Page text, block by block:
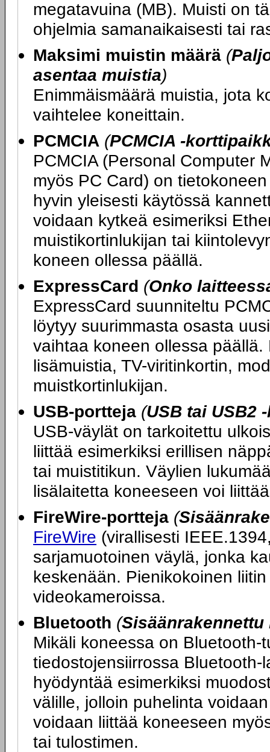
megatavuina (MB). Muisti on
ohjelmia samanaikaisesti tai
Maksimi muistin määrä (
asentaa muistia)
Enimmäismäärä muistia, jota
vaihtelee koneittain.
PCMCIA (PCMCIA -
PCMCIA (Personal Computer
myös PC Card) on
hyvin yleisesti käytössä
voidaan kytkeä esimeriksi
muistikortinlukijan tai
koneen ollessa päällä.
ExpressCard (Onko
ExpressCard suunniteltu
löytyy suurimmasta osasta
vaihtaa koneen ollessa
lisämuistia, TV-viritinkortin,
muistkortinlukijan.
USB-portteja (USB tai USB2
USB-väylät on tarkoitettu
liittää esimerkiksi erillisen
tai muistitikun. Väylien
lisälaitetta koneeseen voi
FireWire-portteja (
FireWire (virallisesti
sarjamuotoinen väylä, jonka
keskenään. Pienikokoinen
videokameroissa.
Bluetooth (
Mikäli koneessa on
tiedostojensiirrossa
hyödyntää esimerkiksi
välille, jolloin puhelinta
voidaan liittää koneeseen
tai tulostimen.